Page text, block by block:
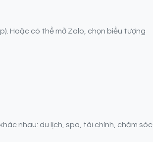
Hoặc có thể mở Zalo, chọn biểu tượng
nhau: du lịch, spa, tài chính, chăm sóc